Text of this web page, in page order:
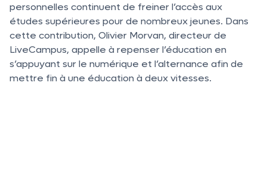
personnelles continuent de freiner l’accès aux
études supérieures pour de nombreux jeunes. Dans
cette contribution, Olivier Morvan, directeur de
LiveCampus, appelle à repenser l’éducation en
s’appuyant sur le numérique et l’alternance afin de
mettre fin à une éducation à deux vitesses.